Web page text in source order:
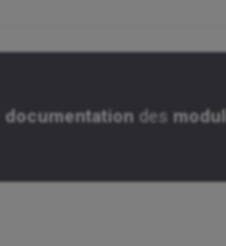
documentation des